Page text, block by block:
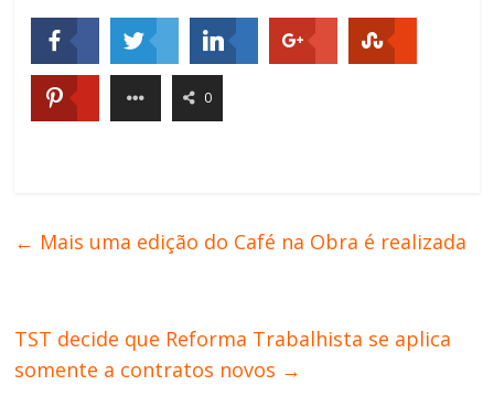
0
← Mais uma edição do Café na Obra é realizada
TST decide que Reforma Trabalhista se aplica
somente a contratos novos →